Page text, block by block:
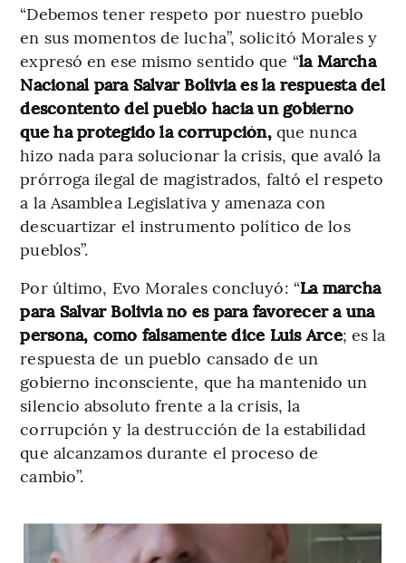
“Debemos tener respeto por nuestro pueblo
en sus momentos de lucha”, solicitó Morales y
expresó en ese mismo sentido que “la Marcha
Nacional para Salvar Bolivia es la respuesta del
descontento del pueblo hacia un gobierno
que ha protegido la corrupción,que nunca
hizo nada para solucionar la crisis, que avaló la
prórroga ilegal de magistrados, faltó el respeto
a la Asamblea Legislativa y amenaza con
descuartizar el instrumento político de los
pueblos”.
Por último, Evo Morales concluyó: “La marcha
para Salvar Bolivia no es para favorecer a una
persona, como falsamente dice Luis Arce; es la
respuesta de un pueblo cansado de un
gobierno inconsciente, que ha mantenido un
silencio absoluto frente a la crisis, la
corrupción y la destrucción de la estabilidad
que alcanzamos durante el proceso de
cambio”.